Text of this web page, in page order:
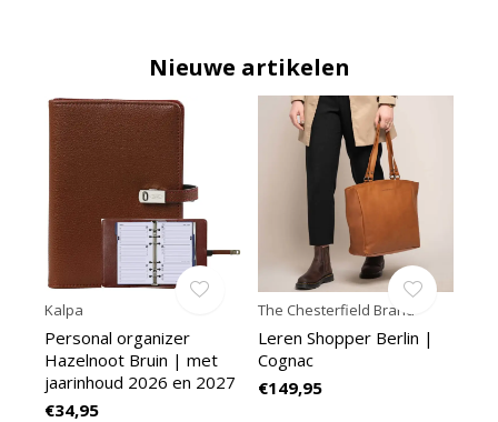
Nieuwe artikelen
Kalpa
Personal organizer
Hazelnoot Bruin | met
jaarinhoud 2026 en 2027
€34,95
The Chesterfield Brand
Leren Shopper Berlin |
Cognac
€149,95